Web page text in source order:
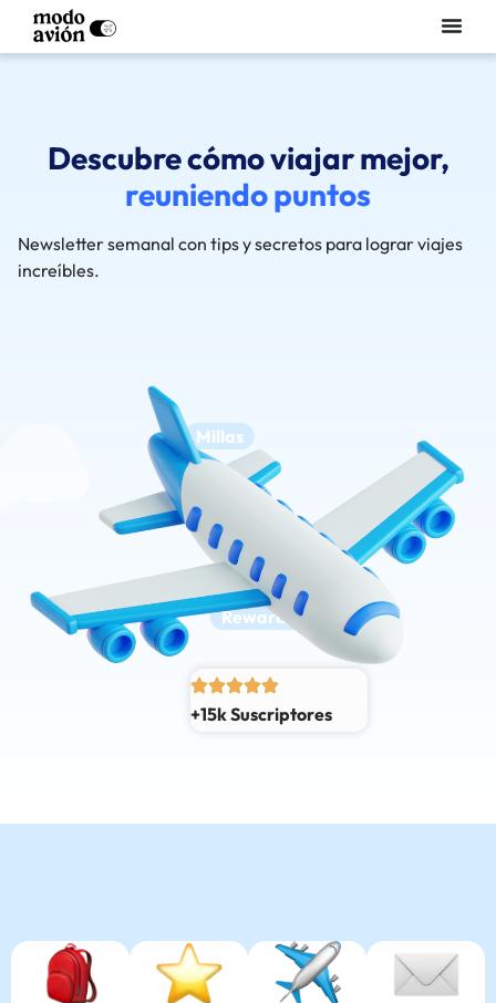
Descubre cómo viajar mejor,
e n o puntos
pasándola b
Newsletter semanal con tips y secretos para lograr viajes
increíbles.
+15k Suscriptores
Millas
Rewards